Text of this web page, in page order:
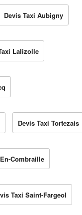
Devis Taxi Aubigny
Lalizolle
Devis Taxi Tortezais
Combraille
Taxi Saint-Fargeol